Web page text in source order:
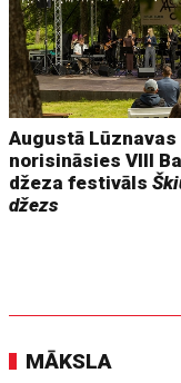
Augustā Lūznavas
norisināsies VIII
džeza festivāls
džezs
MĀKSLA